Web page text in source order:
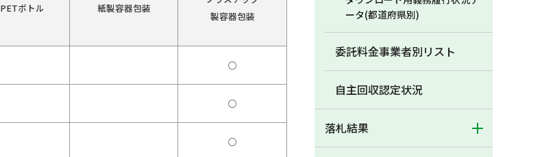
PETボトル
紙製容器包装
製容器包装
○
○
○
ータ(都道府県別)
委託料金事業者別リスト
自主回収認定状況
落札結果